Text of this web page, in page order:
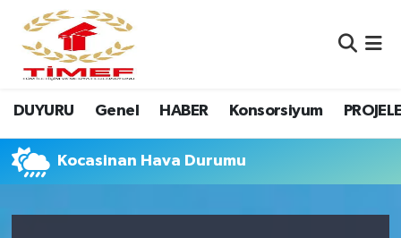
DUYURU Genel HABER Konsorsiyum
Kocasinan Hava Durumu
Anasayfa Kutu
Anasayfa Manşet
Canlı Yayın
Nöbetçi Eczaneler
Hava Durumu
Namaz Vakitleri